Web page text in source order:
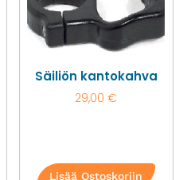
Säiliön kantokahva
29,00€
Lisää Ostoskoriin